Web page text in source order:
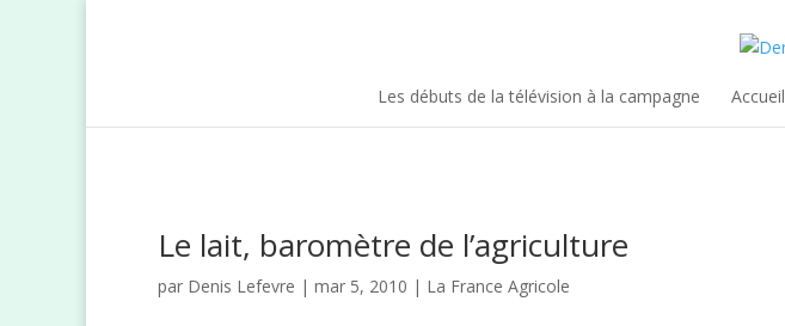
Les débuts de la télévision à la campagne Accueil
Le lait, baromètre de l’agriculture
par Denis Lefevre | mar 5, 2010 | La France Agricole